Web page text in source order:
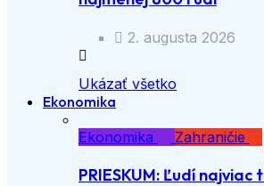
2. augusta 2026
Ukázať všetko
Ekonomika
Ekonomika
Zahraničie
PRIESKUM: Ľudí